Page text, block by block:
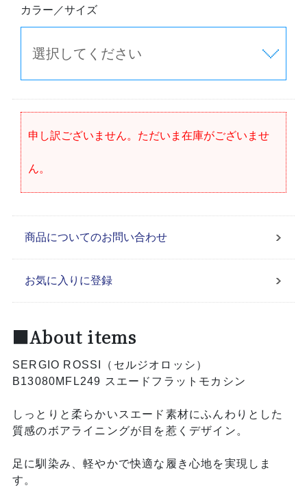
カラー／サイズ
申し訳ございません。ただいま在庫がございませ
ん。
商品についてのお問い合わせ
お気に入りに登録
■About items
SERGIO ROSSI（セルジオロッシ）
B13080MFL249 スエードフラットモカシン
しっとりと柔らかいスエード素材にふんわりとした
質感のボアライニングが目を惹くデザイン。
足に馴染み、軽やかで快適な履き心地を実現しま
す。